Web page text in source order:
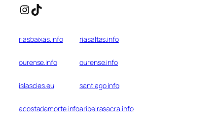
Instagram
TikTok
riasbaixas.info riasaltas.info
ourense.info ourense.info
islascies.eu santiago.info
acostadamorte.infoaribeirasacra.info